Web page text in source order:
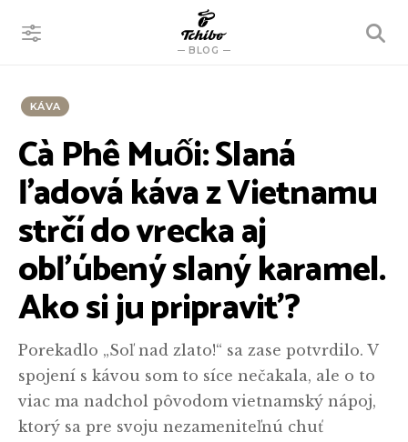
BLOG
VYHĽADÁVANIE
KÁVA
Cà Phê Muối: Slaná
ľadová káva z Vietnamu
strčí do vrecka aj
obľúbený slaný karamel.
Ako si ju pripraviť?
Porekadlo „Soľ nad zlato!“ sa zase potvrdilo. V
spojení s kávou som to síce nečakala, ale o to
viac ma nadchol pôvodom vietnamský nápoj,
ktorý sa pre svoju nezameniteľnú chuť